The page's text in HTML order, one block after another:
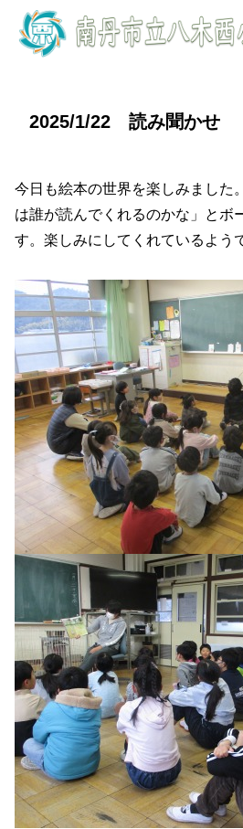
2025/1/22 読み聞かせ
今日も絵本の世界を楽しみました
は誰が読んでくれるのかな」とボ
す。楽しみにしてくれているよう